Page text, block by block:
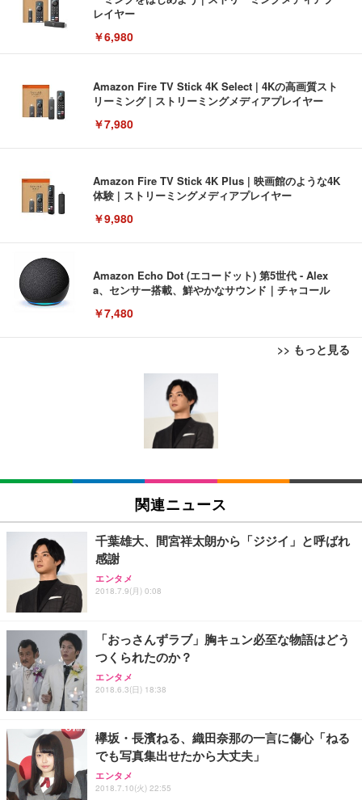
レイヤー
￥6,980
Amazon Fire TV Stick 4K Select | 4Kの高画質スト
リーミング | ストリーミングメディアプレイヤー
￥7,980
Amazon Fire TV Stick 4K Plus | 映画館のような4K
体験 | ストリーミングメディアプレイヤー
￥9,980
Amazon Echo Dot (エコードット) 第5世代 - Alex
a、センサー搭載、鮮やかなサウンド｜チャコール
￥7,480
>> もっと見る
[EdoErgo] オフィスチェア 椅子 テレワーク 疲れな
い 跳ね上げ式アームレスト コンパクト 約105度ロッ
キング pc 事務椅子 360度回転 座面昇降 強化ナイロ
ン樹脂ベース 通気性メッシュ 在宅ワーク H-WY01
(黒網+黒枠+黒足)
SIHOO B100 オフィスチェア／デスクチェア メッシ
ュチェア 人間工学 疲れない ブラック
￥27,999
Sezlife オフィスチェア デスクチェア 疲れない テレ
ワーク チェア 強化バックレスト 30度ロッキング機
能 人間工学 椅子 腰サポート 90度跳ね上げ式アーム
務用 おしゃれ パソコンチェア (ブラック)
Sezlife オフィスチェア デスクチェア 疲れない テレ
ワーク チェア 強化バックレスト 30度ロッキング機
能 人間工学 椅子 腰サポート 90度跳ね上げ式アーム
務用 おしゃれ パソコンチェア (ホワイト)
ANDWINT オフィスチェア デスクチェア 肘なし メ
ッシュ 通気性 ランバーサポート付き 腰サポート ガ
ス圧無段階昇降 360度回転 キャスター付き コンパク
EIZO ビジネス向けプレミアムモニター | FlexScan
EV3240X-WT | 31.5型4K UHD・USB Type-C・ホワ
EIZO ビジネス向けプレミアムモニター | FlexScan
￥109,572
【純正品】27"ゲーミングモニター DualSense 充電
フック付き（CFI-ZDM1J）
【整備済み品】Dell E2724HS 27インチ 液晶モニタ
ー フルHD（1920×1080）VA 非光沢 HDMI/DisplayP
ort/VGA スピーカー内蔵 高さ調整 スイベル VESA対
【MiniLED/24.5inch/280Hz/FHD】GRAPHT THE S
HOOTER Gaming Monitor 24” Essential ゲーミン
グモニター QD 24.5インチ 1ms FHD 量子ドット 残
Amazonベーシック ペットシーツ 薄型 レギュラー 1
回使い捨て 無香料 ホワイト 300枚
Amazonベーシック ペットシーツ 厚型 ワイド 42枚
x2袋(84枚) ホワイト(吸収面:ライトブルー)
￥3,234
ネオ・ルーライフ ネオ・オムツ L 中型犬用 26枚入
り 単品
Smart Basic(スマートベーシック) 【Amazon.co.jp
限定】 Smart Basic アイリスオーヤマ ペットシーツ
超厚型 お徳用 ワイド 100枚入 (x 1) (ケース販売)
アイリスオーヤマ ペットシーツ 超厚型 お徳用 レギ
ュラー 200枚入【Amazon.co.jp限定】
関連ニュース
千葉雄大、間宮祥太朗から「ジジイ」と呼ばれ
感謝
エンタメ
2018.7.9(月) 0:08
「おっさんずラブ」胸キュン必至な物語はどう
つくられたのか？
エンタメ
2018.6.3(日) 18:38
欅坂・長濱ねる、織田奈那の一言に傷心「ねる
でも写真集出せたから大丈夫」
エンタメ
2018.7.10(火) 22:55